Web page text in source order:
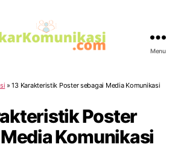
Menu
»13 Karakteristik Poster sebagai Media Komunikasi
Poster
Komunikasi